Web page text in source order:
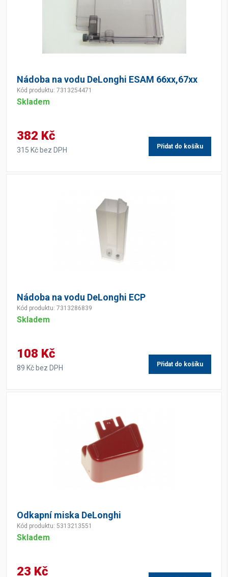
Nádoba na vodu DeLonghi ESAM 66xx,67xx
Kód produktu: 7313254471
Skladem
382 Kč
315 Kč bez DPH Přidat do košíku
Nádoba na vodu DeLonghi ECP
Kód produktu: 7313286839
Skladem
108 Kč
89 Kč bez DPH Přidat do košíku
Odkapní miska DeLonghi
Kód produktu: 5313213551
Skladem
23 Kč